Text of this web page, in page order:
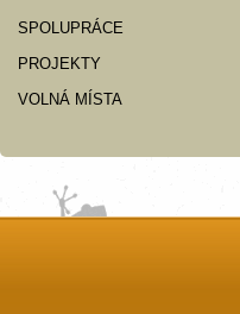
SPOLUPRÁCE
PROJEKTY
VOLNÁ MÍSTA